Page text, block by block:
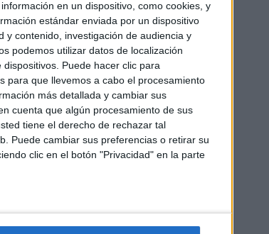
en un dispositivo, como cookies, y
estándar enviada por un dispositivo
y contenido, investigación de audiencia y
podemos utilizar datos de localización
Puede hacer clic para
para que llevemos a cabo el procesamiento
más detallada y cambiar sus
cuenta que algún procesamiento de sus
tiene el derecho de rechazar tal
Puede cambiar sus preferencias o retirar su
clic en el botón "Privacidad" en la parte
circular con la
y en el
de algún
desde